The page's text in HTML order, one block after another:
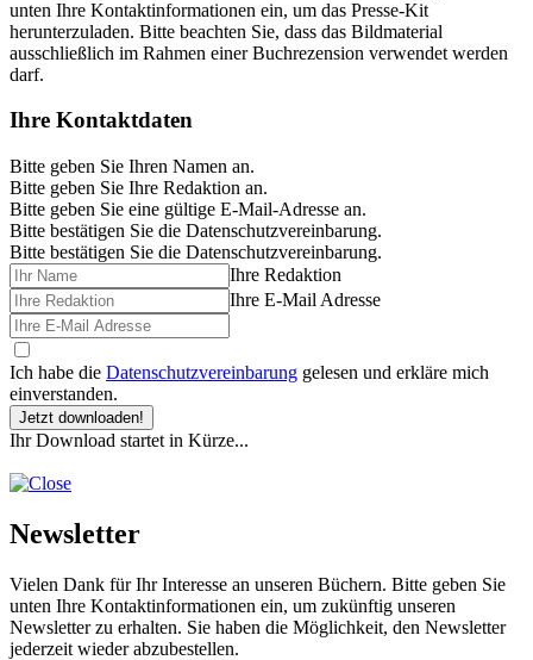
unten Ihre Kontaktinformationen ein, um das Presse-Kit
herunterzuladen. Bitte beachten Sie, dass das Bildmaterial
ausschließlich im Rahmen einer Buchrezension verwendet werden
darf.
Ihre Kontaktdaten
Bitte geben Sie Ihren Namen an.
Bitte geben Sie Ihre Redaktion an.
Bitte geben Sie eine gültige E-Mail-Adresse an.
Bitte bestätigen Sie die Datenschutzvereinbarung.
Bitte bestätigen Sie die Datenschutzvereinbarung.
Ihre Redaktion
Ihre E-Mail Adresse
Ich habe die Datenschutzvereinbarung gelesen und erkläre mich
einverstanden.
Jetzt downloaden!
Ihr Download startet in Kürze...
Newsletter
Vielen Dank für Ihr Interesse an unseren Büchern. Bitte geben Sie
unten Ihre Kontaktinformationen ein, um zukünftig unseren
Newsletter zu erhalten. Sie haben die Möglichkeit, den Newsletter
jederzeit wieder abzubestellen.